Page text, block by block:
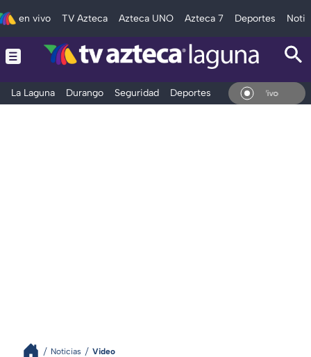
en vivo TV Azteca Azteca UNO Azteca 7 Deportes
La Laguna Durango Seguridad Deportes Entretenimiento
En Vivo
Noticias Video